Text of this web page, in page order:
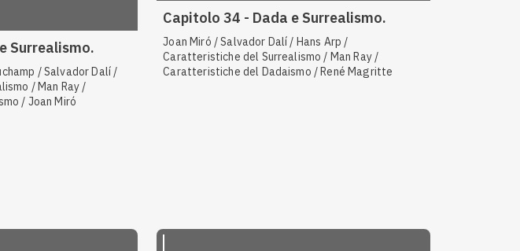
Surrealismo.
/ Salvador Dalí /
/ Man Ray /
/ Joan Miró
Capitolo 34 - Dada e Surrealismo.
Joan Miró / Salvador Dalí / Hans Arp /
Caratteristiche del Surrealismo / Man Ray /
Caratteristiche del Dadaismo / René Magritte